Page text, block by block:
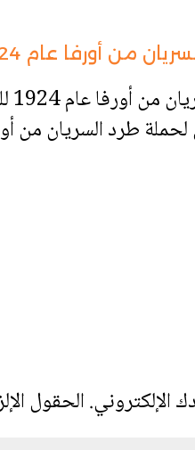
من أورفا عام 1924
طرد السريان من
الإلكتروني.الحقول